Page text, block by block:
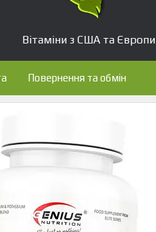
Вітаміни з США та Європи
Повернення та обмін